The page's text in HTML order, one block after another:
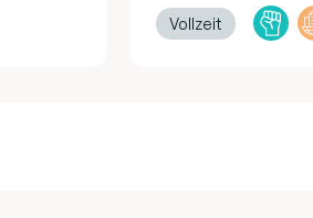
Vollzeit